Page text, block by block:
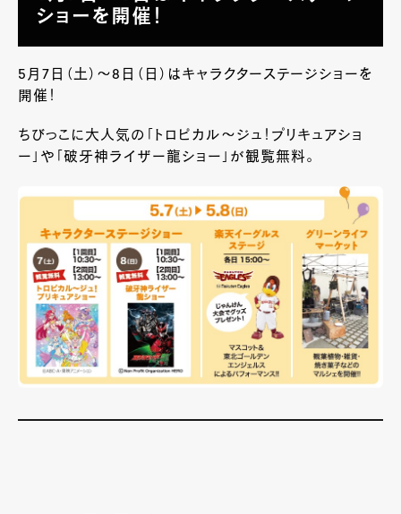
ショーを開催！
5月7日（土）～8日（日）はキャラクターステージショーを
開催！
ちびっこに大人気の「トロピカル～ジュ！プリキュアショ
ー」や「破牙神ライザー龍ショー」が観覧無料。